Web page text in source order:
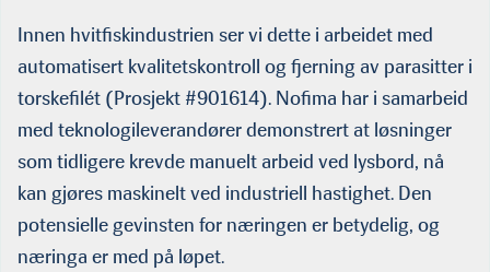
Innen hvitfiskindustrien ser vi dette i arbeidet med
automatisert kvalitetskontroll og fjerning av parasitter i
torskefilét (Prosjekt #901614). Nofima har i samarbeid
med teknologileverandører demonstrert at løsninger
som tidligere krevde manuelt arbeid ved lysbord, nå
kan gjøres maskinelt ved industriell hastighet. Den
potensielle gevinsten for næringen er betydelig, og
næringa er med på løpet.